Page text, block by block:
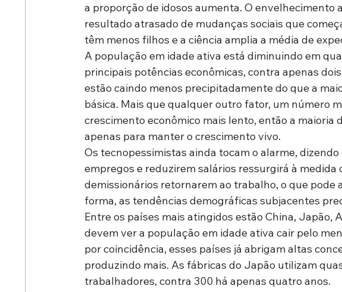
a proporção de idosos aumenta. O envelhecimento
resultado atrasado de mudanças sociais que
têm menos filhos e a ciência amplia a média de
A população em idade ativa está diminuindo em
principais potências econômicas, contra apenas
estão caindo menos precipitadamente do que a
básica. Mais que qualquer outro fator, um número
crescimento econômico mais lento, então a maioria
apenas para manter o crescimento vivo.
Os tecnopessimistas ainda tocam o alarme,
empregos e reduzirem salários ressurgirá à medida
demissionários retornarem ao trabalho, o que
forma, as tendências demográficas subjacentes
Entre os países mais atingidos estão China, Japão,
devem ver a população em idade ativa cair pelo
por coincidência, esses países já abrigam altas
produzindo mais. As fábricas do Japão utilizam
trabalhadores, contra 300 há apenas quatro anos.